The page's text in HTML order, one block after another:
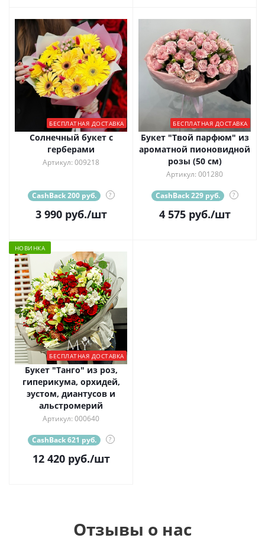
БЕСПЛАТНАЯ ДОСТАВКА
Солнечный букет с
герберами
Артикул: 009218
CashBack 200 руб. ?
3 990руб./шт
БЕСПЛАТНАЯ ДОСТАВКА
Букет "Твой парфюм" из
ароматной пионовидной
розы (50 см)
Артикул: 001280
CashBack 229 руб. ?
4 575руб./шт
НОВИНКА
БЕСПЛАТНАЯ ДОСТАВКА
Букет "Танго" из роз,
гиперикума, орхидей,
эустом, диантусов и
альстромерий
Артикул: 000640
CashBack 621 руб. ?
12 420руб./шт
Отзывы о нас